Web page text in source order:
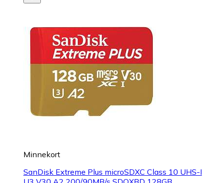
Minnekort
SanDisk Extreme Plus microSDXC Class 10 UHS-I